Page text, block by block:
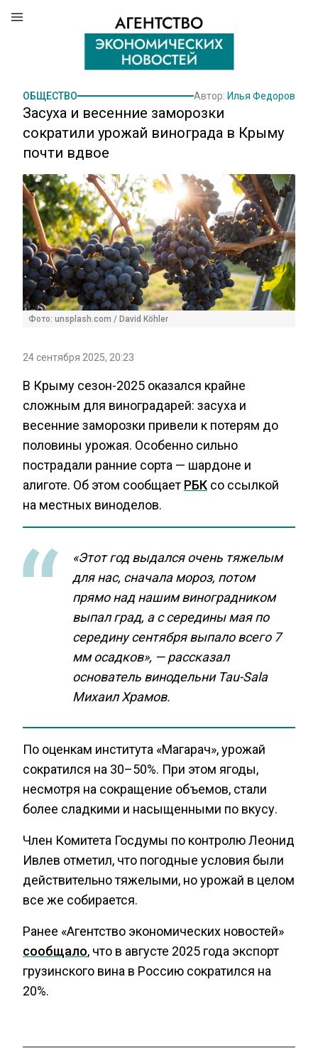
ОБЩЕСТВО Автор: Илья Федоров
Засуха и весенние заморозки
сократили урожай винограда в Крыму
почти вдвое
Фото: unsplash.com / David Köhler
24 сентября 2025, 20:23
В Крыму сезон-2025 оказался крайне
сложным для виноградарей: засуха и
весенние заморозки привели к потерям до
половины урожая. Особенно сильно
пострадали ранние сорта — шардоне и
алиготе. Об этом сообщает РБК со ссылкой
на местных виноделов.
«Этот год выдался очень тяжелым
для нас, сначала мороз, потом
прямо над нашим виноградником
выпал град, а с середины мая по
середину сентября выпало всего 7
мм осадков», — рассказал
основатель винодельни Tau-Sala
Михаил Храмов.
По оценкам института «Магарач», урожай
сократился на 30–50%. При этом ягоды,
несмотря на сокращение объемов, стали
более сладкими и насыщенными по вкусу.
Член Комитета Госдумы по контролю Леонид
Ивлев отметил, что погодные условия были
действительно тяжелыми, но урожай в целом
все же собирается.
Ранее «Агентство экономических новостей»
сообщало, что в августе 2025 года экспорт
грузинского вина в Россию сократился на
20%.